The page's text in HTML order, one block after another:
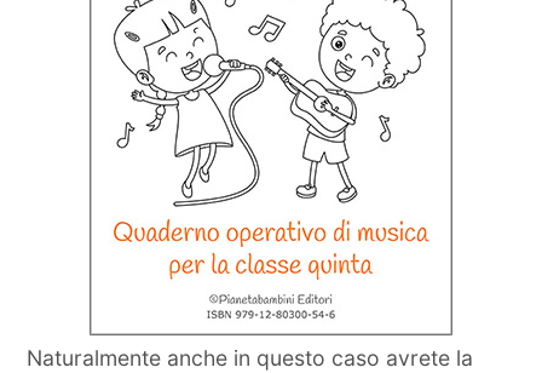
Naturalmente anche in questo caso avrete la